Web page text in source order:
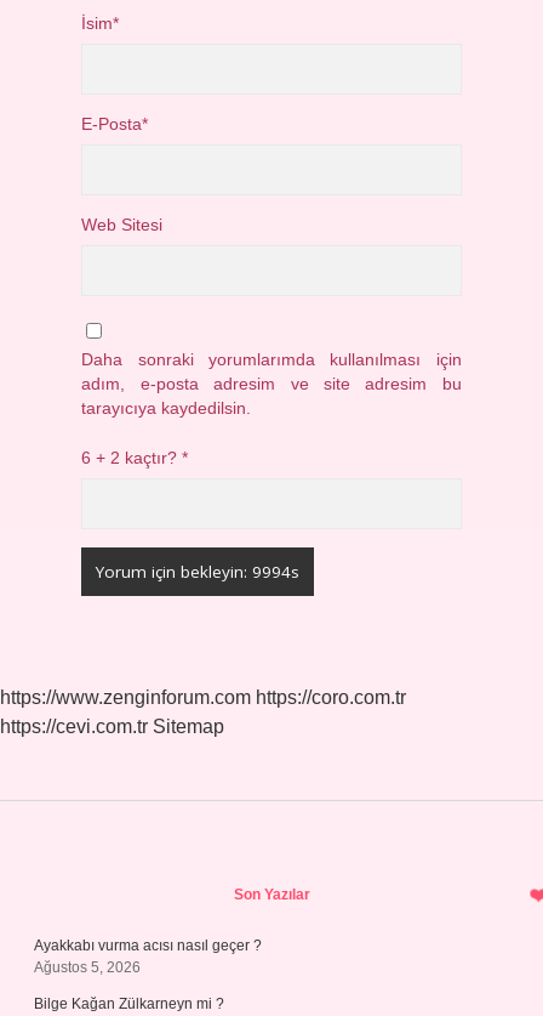
İsim*
E-Posta*
Web Sitesi
Daha sonraki yorumlarımda kullanılması için
adım, e-posta adresim ve site adresim bu
tarayıcıya kaydedilsin.
6 + 2 kaçtır?*
https://www.zenginforum.com https://coro.com.tr
https://cevi.com.tr Sitemap
Son Yazılar
Ayakkabı vurma acısı nasıl geçer ?
Ağustos 5, 2026
Bilge Kağan Zülkarneyn mi ?